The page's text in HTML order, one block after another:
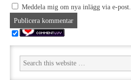
Meddela mig om nya inlägg via e-post.